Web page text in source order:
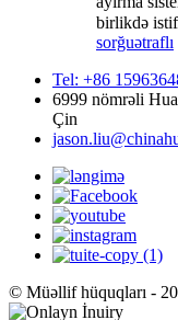
birlikdə
sorğuətraflı
Tel: +86
6999 nömrəli
Çin
© Müəllif hüquqları -